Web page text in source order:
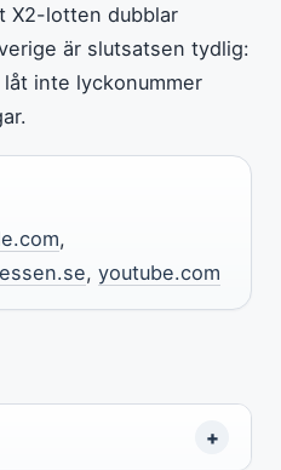
X2-lotten dubblar
är slutsatsen tydlig:
inte lyckonummer
,
, youtube.com